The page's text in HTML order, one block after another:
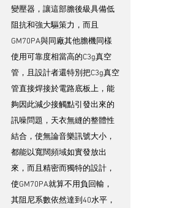
變壓器，讓這部膽後級具備低
阻抗和強大驅策力，而且
GM70PA與同廠其他膽機同樣
使用可靠度相當高的C3g真空
管，且設計者還特別把C3g真空
管直接焊接於電路底板上，能
夠因此減少接觸點引發出來的
訊噪問題，天衣無縫的整體性
結合，使無論音樂訊號大小，
都能以寬闊頻域如實發放出
來，而且精密而獨特的設計，
使GM70PA就算不用負回輸，
其阻尼系數依然達到40水平，